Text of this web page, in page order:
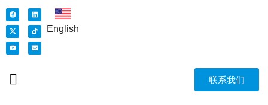
English
联系我们